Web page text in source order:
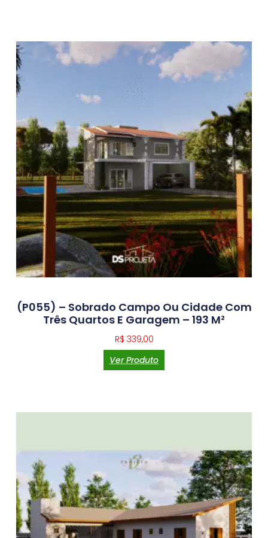
(P055) – Sobrado Campo Ou Cidade Com
Três Quartos E Garagem – 193 M²
R$ 339,00
Ver Produto